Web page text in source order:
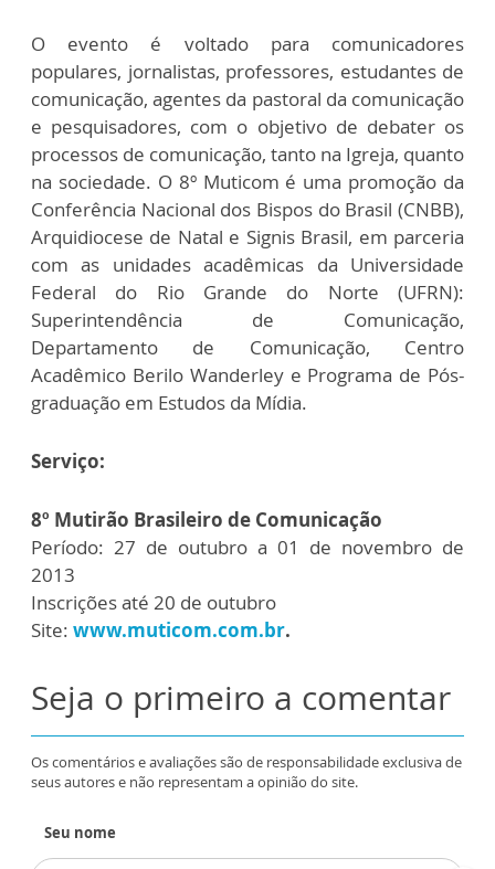
O evento é voltado para comunicadores
populares, jornalistas, professores, estudantes de
comunicação, agentes da pastoral da comunicação
e pesquisadores, com o objetivo de debater os
processos de comunicação, tanto na Igreja, quanto
na sociedade. O 8º Muticom é uma promoção da
Conferência Nacional dos Bispos do Brasil (CNBB),
Arquidiocese de Natal e Signis Brasil, em parceria
com as unidades acadêmicas da Universidade
Federal do Rio Grande do Norte (UFRN):
Superintendência de Comunicação,
Departamento de Comunicação, Centro
Acadêmico Berilo Wanderley e Programa de Pós-
graduação em Estudos da Mídia.
Serviço:
8º Mutirão Brasileiro de Comunicação
Período: 27 de outubro a 01 de novembro de
2013
Inscrições até 20 de outubro
Site: www.muticom.com.br.
Seja o primeiro a comentar
Os comentários e avaliações são de responsabilidade exclusiva de
seus autores e não representam a opinião do site.
Seu nome